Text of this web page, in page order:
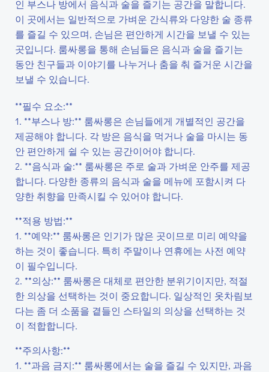
인 부스나 방에서 음식과 술을 즐기는 공간을 말합니다.
이 곳에서는 일반적으로 가벼운 간식류와 다양한 술 종류
를 즐길 수 있으며, 손님은 편안하게 시간을 보낼 수 있는
곳입니다. 룸싸롱을 통해 손님들은 음식과 술을 즐기는
동안 친구들과 이야기를 나누거나 춤을 춰 즐거운 시간을
보낼 수 있습니다.
**필수 요소:**
1. **부스나 방:** 룸싸롱은 손님들에게 개별적인 공간을
제공해야 합니다. 각 방은 음식을 먹거나 술을 마시는 동
안 편안하게 쉴 수 있는 공간이어야 합니다.
2. **음식과 술:** 룸싸롱은 주로 술과 가벼운 안주를 제공
합니다. 다양한 종류의 음식과 술을 메뉴에 포함시켜 다
양한 취향을 만족시킬 수 있어야 합니다.
**적용 방법:**
1. **예약:** 룸싸롱은 인기가 많은 곳이므로 미리 예약을
하는 것이 좋습니다. 특히 주말이나 연휴에는 사전 예약
이 필수입니다.
2. **의상:** 룸싸롱은 대체로 편안한 분위기이지만, 적절
한 의상을 선택하는 것이 중요합니다. 일상적인 옷차림보
다는 좀 더 소품을 곁들인 스타일의 의상을 선택하는 것
이 적합합니다.
**주의사항:**
1. **과음 금지:** 룸싸롱에서는 술을 즐길 수 있지만, 과음